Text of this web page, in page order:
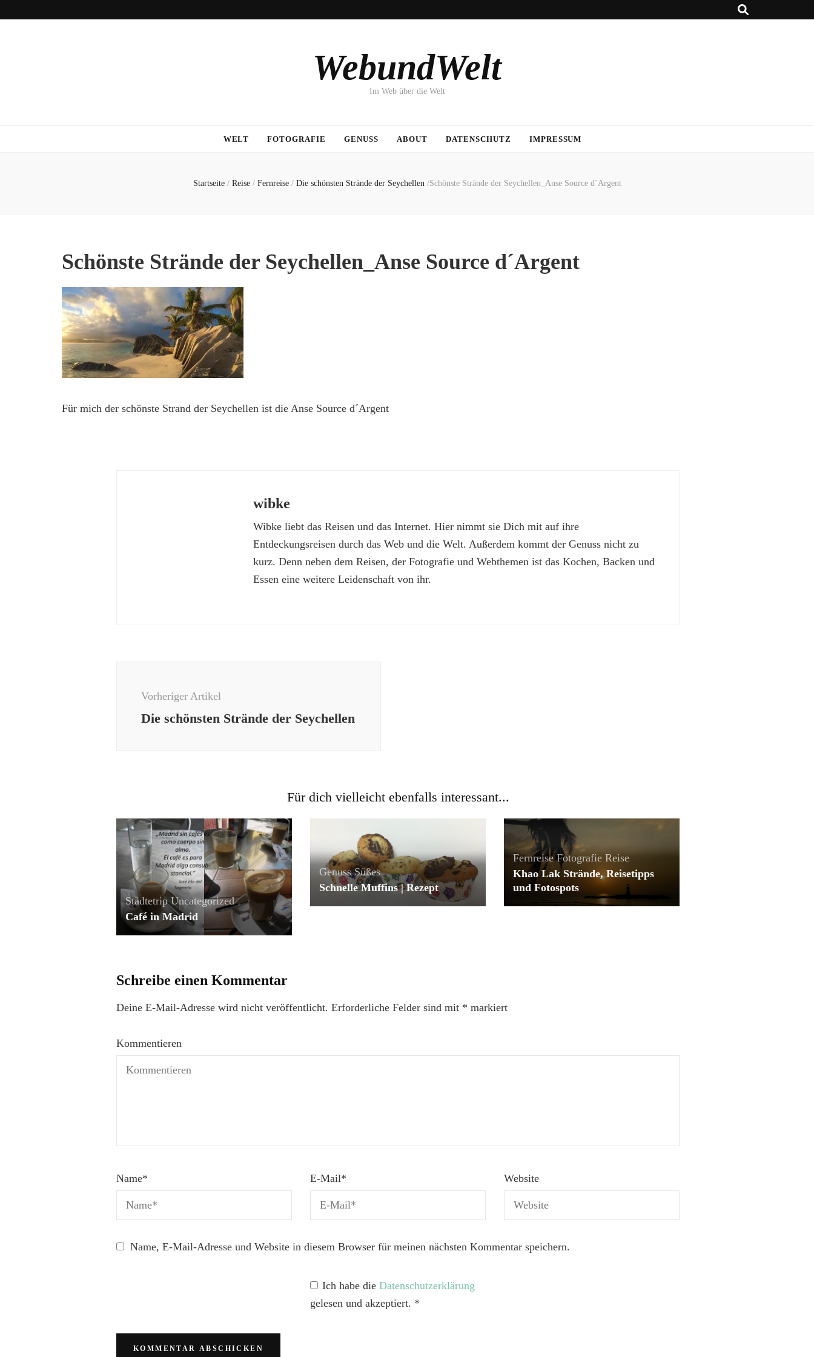
WebundWelt
Im Web über die Welt
WELT FOTOGRAFIE GENUSS ABOUT DATENSCHUTZ IMPRESSUM
Startseite / Reise / Fernreise / Die schönsten Strände der Seychellen /Schönste Strände der Seychellen_Anse Source d´Argent
Schönste Strände der Seychellen_Anse Source d´Argent
Für mich der schönste Strand der Seychellen ist die Anse Source d´Argent
wibke
Wibke liebt das Reisen und das Internet. Hier nimmt sie Dich mit auf ihre
Entdeckungsreisen durch das Web und die Welt. Außerdem kommt der Genuss nicht zu
kurz. Denn neben dem Reisen, der Fotografie und Webthemen ist das Kochen, Backen und
Essen eine weitere Leidenschaft von ihr.
Vorheriger Artikel
Die schönsten Strände der Seychellen
Für dich vielleicht ebenfalls interessant...
Städtetrip Uncategorized
Café in Madrid
Genuss Süßes
Schnelle Muffins | Rezept
Fernreise Fotografie Reise
Khao Lak Strände, Reisetipps
und Fotospots
Schreibe einen Kommentar
Deine E-Mail-Adresse wird nicht veröffentlicht. Erforderliche Felder sind mit * markiert
Kommentieren
Name* E-Mail* Website
Name, E-Mail-Adresse und Website in diesem Browser für meinen nächsten Kommentar speichern.
Ich habe die Datenschutzerklärung
gelesen und akzeptiert. *